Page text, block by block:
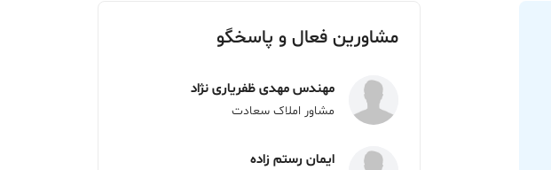
مشاورین فعال و پاسخگو
مهندس مهدی ظفریاری نژاد
مشاور املاک سعادت
ایمان رستم زاده